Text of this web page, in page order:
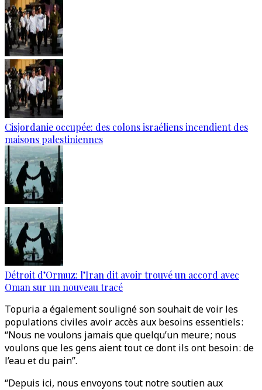
Cisjordanie occupée: des colons israéliens incendient des
maisons palestiniennes
Détroit d’Ormuz: l’Iran dit avoir trouvé un accord avec
Oman sur un nouveau tracé
Topuria a également souligné son souhait de voir les
populations civiles avoir accès aux besoins essentiels :
“Nous ne voulons jamais que quelqu’un meure ; nous
voulons que les gens aient tout ce dont ils ont besoin : de
l’eau et du pain”.
“Depuis ici, nous envoyons tout notre soutien aux